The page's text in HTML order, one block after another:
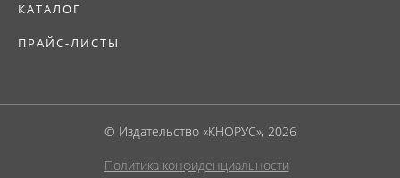
КАТАЛОГ
ПРАЙС-ЛИСТЫ
© Издательство «КНОРУС», 2026
Политика конфиденциальности